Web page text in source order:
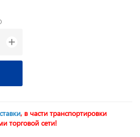
+
, в части транспортировки
торговой сети!